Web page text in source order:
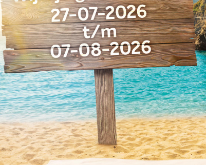
025100
<< terug